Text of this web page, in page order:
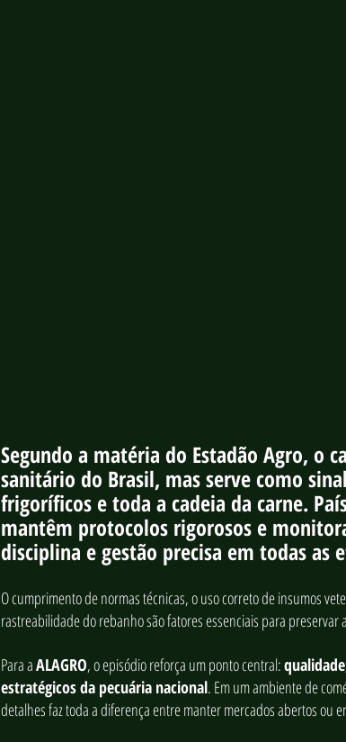
Segundo a matéria do Estadão Agro, o
sanitário do Brasil, mas serve como
frigoríficos e toda a cadeia da carne.
mantêm protocolos rigorosos e
disciplina e gestão precisa em todas as
O cumprimento de normas técnicas, o uso correto de insumos
rastreabilidade do rebanho são fatores essenciais para
Para a ALAGRO, o episódio reforça um ponto central:
estratégicos da pecuária nacional. Em um ambiente de
detalhes faz toda a diferença entre manter mercados abertos ou